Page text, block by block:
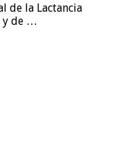
de la Lactancia
y de …